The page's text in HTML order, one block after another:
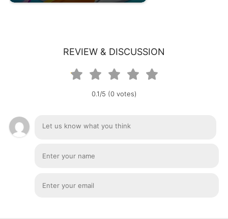
REVIEW & DISCUSSION
0.1/5 (0 votes)